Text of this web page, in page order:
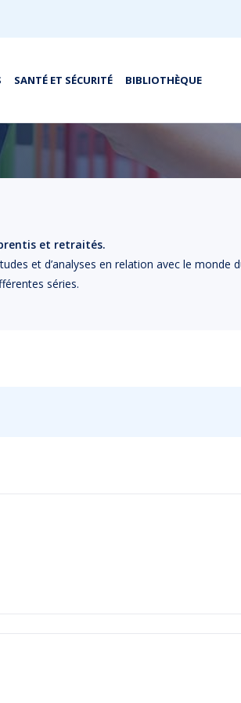
SANTÉ ET SÉCURITÉ BIBLIOTHÈQUE
et retraités.
et d’analyses en relation avec le
séries.